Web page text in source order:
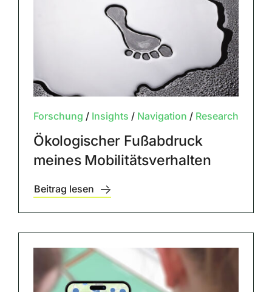
Forschung / Insights / Navigation / Research
Ökologischer Fußabdruck
meines Mobilitätsverhalten
Beitrag lesen